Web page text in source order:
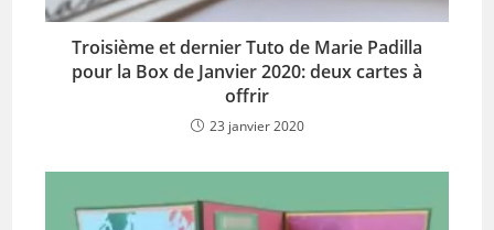
Troisième et dernier Tuto de Marie Padilla
pour la Box de Janvier 2020: deux cartes à
offrir
23 janvier 2020